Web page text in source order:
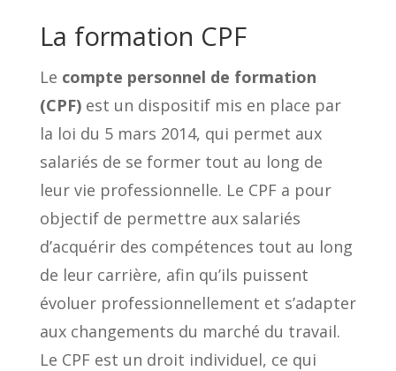
La formation CPF
Le compte personnel de formation
(CPF)est un dispositif mis en place par
la loi du 5 mars 2014, qui permet aux
salariés de se former tout au long de
leur vie professionnelle. Le CPF a pour
objectif de permettre aux salariés
d’acquérir des compétences tout au long
de leur carrière, afin qu’ils puissent
évoluer professionnellement et s’adapter
aux changements du marché du travail.
Le CPF est un droit individuel, ce qui